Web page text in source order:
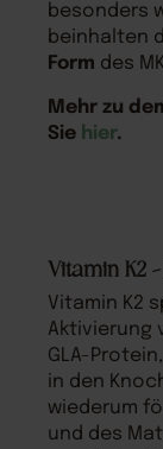
besonders
beinhalten
Form des
Mehr zu
Sie hier.
Vitamin K2
Vitamin K2
Aktivierung
GLA-
in den
wiederum
und des